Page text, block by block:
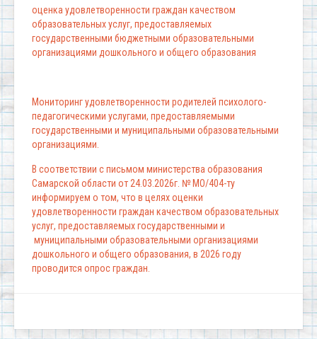
оценка удовлетворенности граждан качеством
образовательных услуг, предоставляемых
государственными бюджетными образовательными
организациями дошкольного и общего образования
Мониторинг удовлетворенности родителей психолого-
педагогическими услугами, предоставляемыми
государственными и муниципальными образовательными
организациями.
В соответствии с письмом министерства образования
Самарской области от 24.03.2026г. № МО/404-ту
информируем о том, что в целях оценки
удовлетворенности граждан качеством образовательных
услуг, предоставляемых государственными и
муниципальными образовательными организациями
дошкольного и общего образования, в 2026 году
проводится опрос граждан.